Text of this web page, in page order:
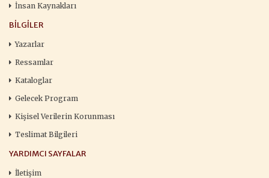
İnsan Kaynakları
BILGILER
Yazarlar
Ressamlar
Kataloglar
Gelecek Program
Kişisel Verilerin Korunması
Teslimat Bilgileri
YARDIMCI SAYFALAR
İletişim